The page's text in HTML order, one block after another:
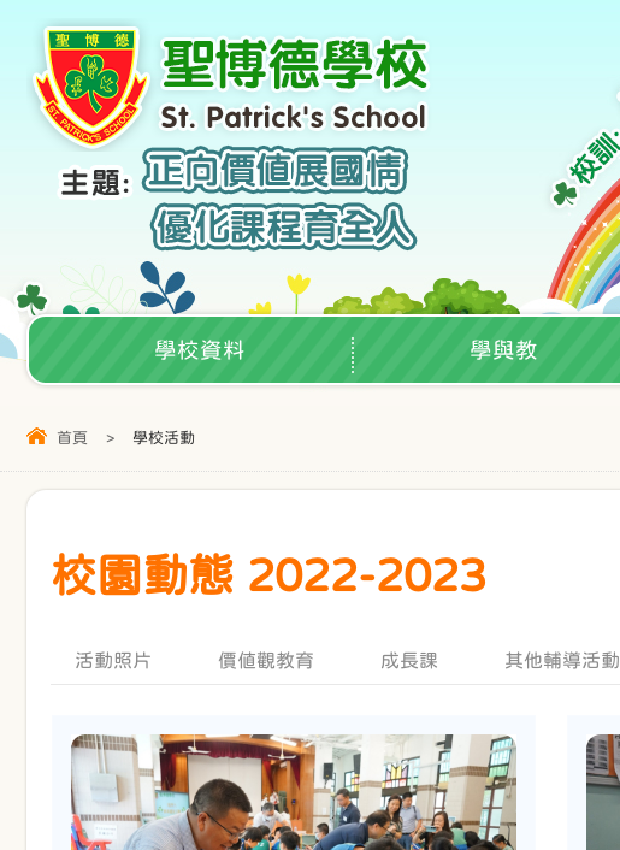
學校資料 學與教
首頁 > 學校活動
校園動態 2022-2023
活動照片 價值觀教育 成長課 其他輔導活動